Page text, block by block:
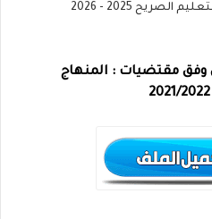
2025 - 2026
وفق مقتضيات : المنهاج